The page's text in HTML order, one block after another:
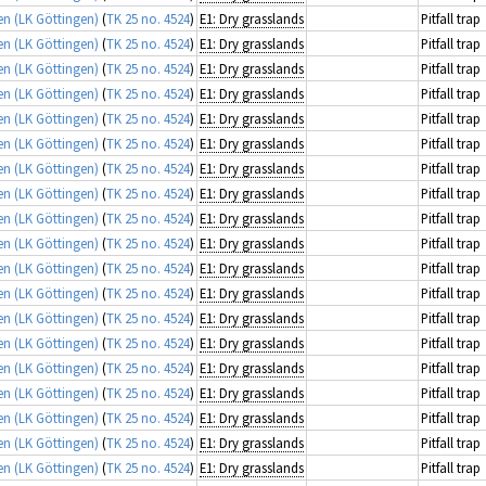
(LK Göttingen) (TK 25 no. 4524) E1: Dry grasslands
Pitfall trap
(LK Göttingen) (TK 25 no. 4524) E1: Dry grasslands
Pitfall trap
(LK Göttingen) (TK 25 no. 4524) E1: Dry grasslands
Pitfall trap
(LK Göttingen) (TK 25 no. 4524) E1: Dry grasslands
Pitfall trap
(LK Göttingen) (TK 25 no. 4524) E1: Dry grasslands
Pitfall trap
(LK Göttingen) (TK 25 no. 4524) E1: Dry grasslands
Pitfall trap
(LK Göttingen) (TK 25 no. 4524) E1: Dry grasslands
Pitfall trap
(LK Göttingen) (TK 25 no. 4524) E1: Dry grasslands
Pitfall trap
(LK Göttingen) (TK 25 no. 4524) E1: Dry grasslands
Pitfall trap
(LK Göttingen) (TK 25 no. 4524) E1: Dry grasslands
Pitfall trap
(LK Göttingen) (TK 25 no. 4524) E1: Dry grasslands
Pitfall trap
(LK Göttingen) (TK 25 no. 4524) E1: Dry grasslands
Pitfall trap
(LK Göttingen) (TK 25 no. 4524) E1: Dry grasslands
Pitfall trap
(LK Göttingen) (TK 25 no. 4524) E1: Dry grasslands
Pitfall trap
(LK Göttingen) (TK 25 no. 4524) E1: Dry grasslands
Pitfall trap
(LK Göttingen) (TK 25 no. 4524) E1: Dry grasslands
Pitfall trap
(LK Göttingen) (TK 25 no. 4524) E1: Dry grasslands
Pitfall trap
(LK Göttingen) (TK 25 no. 4524) E1: Dry grasslands
Pitfall trap
(LK Göttingen) (TK 25 no. 4524) E1: Dry grasslands
Pitfall trap